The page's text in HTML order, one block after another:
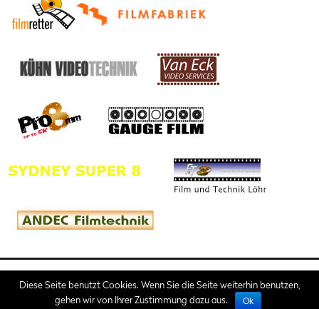
Impressum AGB
Diese Seite benutzt Cookies. Wenn Sie die Seite weiterhin benutzen,
gehen wir von Ihrer Zustimmung dazu aus.
Ok